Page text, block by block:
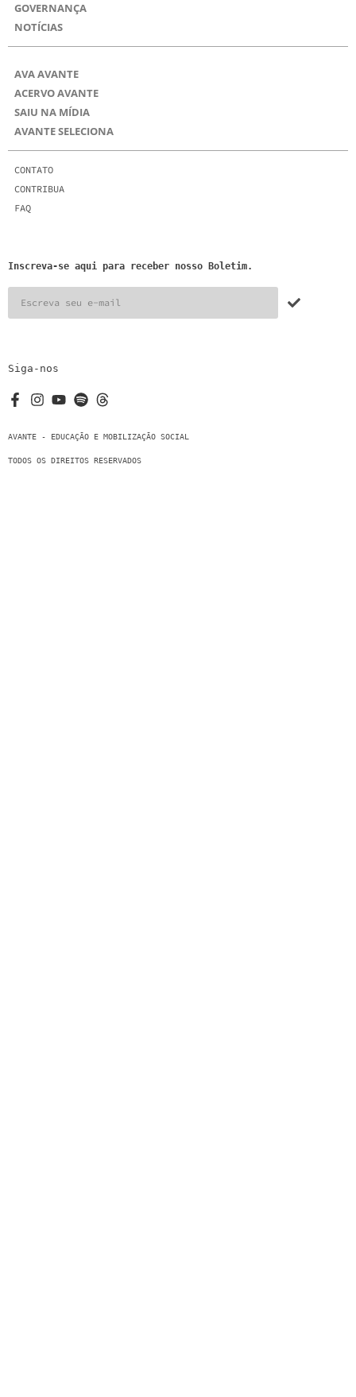
GOVERNANÇA
NOTÍCIAS
AVA AVANTE
ACERVO AVANTE
SAIU NA MÍDIA
AVANTE SELECIONA
CONTATO
CONTRIBUA
FAQ
Inscreva-se aqui para receber nosso Boletim.
Siga-nos
AVANTE - EDUCAÇÃO E MOBILIZAÇÃO SOCIAL
TODOS OS DIREITOS RESERVADOS